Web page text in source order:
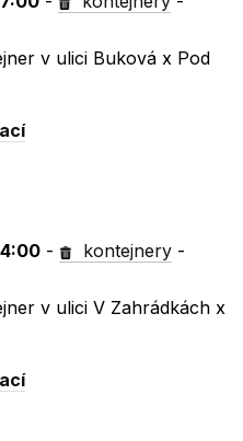
v ulici Buková x Pod
- kontejnery -
v ulici V Zahrádkách x